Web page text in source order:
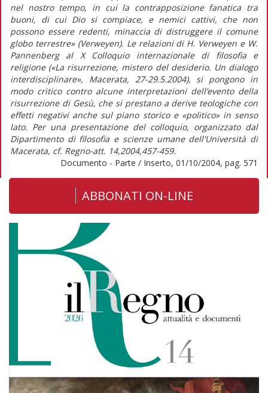
nel nostro tempo, in cui la contrapposizione fanatica tra
buoni, di cui Dio si compiace, e nemici cattivi, che non
possono essere redenti, minaccia di distruggere il comune
globo terrestre» (Verweyen). Le relazioni di H. Verweyen e W.
Pannenberg al X Colloquio internazionale di filosofia e
religione («La risurrezione, mistero del desiderio. Un dialogo
interdisciplinare», Macerata, 27-29.5.2004), si pongono in
modo critico contro alcune interpretazioni dell’evento della
risurrezione di Gesù, che si prestano a derive teologiche con
effetti negativi anche sul piano storico e «politico» in senso
lato. Per una presentazione del colloquio, organizzato dal
Dipartimento di filosofia e scienze umane dell'Università di
Macerata, cf. Regno-att. 14,2004,457-459.
Documento - Parte / Inserto, 01/10/2004, pag. 571
ABBONATI ON-LINE